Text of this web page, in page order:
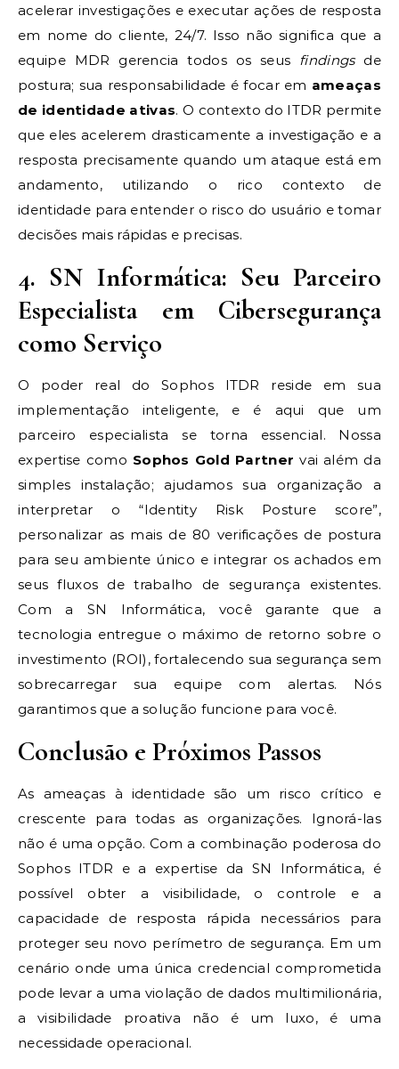
acelerar investigações e executar ações de resposta
em nome do cliente, 24/7. Isso não significa que a
equipe MDR gerencia todos os seus findingsde
postura; sua responsabilidade é focar em ameaças
de identidade ativas. O contexto do ITDR permite
que eles acelerem drasticamente a investigação e a
resposta precisamente quando um ataque está em
andamento, utilizando o rico contexto de
identidade para entender o risco do usuário e tomar
decisões mais rápidas e precisas.
4. SN Informática: Seu Parceiro
Especialista em Cibersegurança
como Serviço
O poder real do Sophos ITDR reside em sua
implementação inteligente, e é aqui que um
parceiro especialista se torna essencial. Nossa
expertise como Sophos Gold Partner vai além da
simples instalação; ajudamos sua organização a
interpretar o “Identity Risk Posture score”,
personalizar as mais de 80 verificações de postura
para seu ambiente único e integrar os achados em
seus fluxos de trabalho de segurança existentes.
Com a SN Informática, você garante que a
tecnologia entregue o máximo de retorno sobre o
investimento (ROI), fortalecendo sua segurança sem
sobrecarregar sua equipe com alertas. Nós
garantimos que a solução funcione para você.
Conclusão e Próximos Passos
As ameaças à identidade são um risco crítico e
crescente para todas as organizações. Ignorá-las
não é uma opção. Com a combinação poderosa do
Sophos ITDR e a expertise da SN Informática, é
possível obter a visibilidade, o controle e a
capacidade de resposta rápida necessários para
proteger seu novo perímetro de segurança. Em um
cenário onde uma única credencial comprometida
pode levar a uma violação de dados multimilionária,
a visibilidade proativa não é um luxo, é uma
necessidade operacional.